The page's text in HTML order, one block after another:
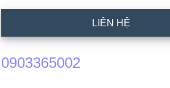
LIÊN HỆ
0903365002